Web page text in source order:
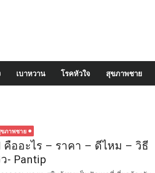
เบาหวาน โรคหัวใจ สุขภาพชาย
ภาพชาย
คืออะไร – ราคา – ดีไหม – วิธี
- Pantip